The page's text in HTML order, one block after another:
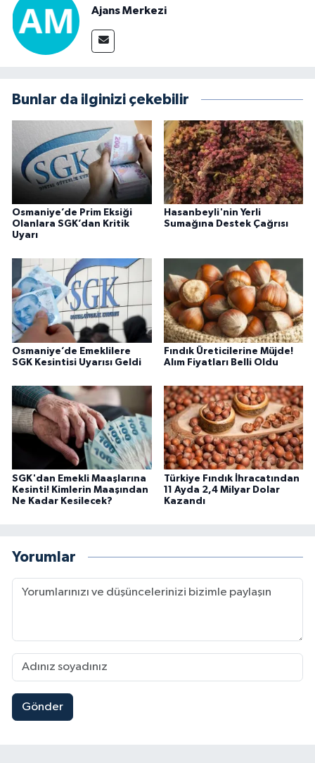
Ajans Merkezi
Bunlar da ilginizi çekebilir
Osmaniye’de Prim Eksiği
Olanlara SGK’dan Kritik
Uyarı
Hasanbeyli'nin Yerli
Sumağına Destek Çağrısı
Osmaniye’de Emeklilere
SGK Kesintisi Uyarısı Geldi
Fındık Üreticilerine Müjde!
Alım Fiyatları Belli Oldu
SGK'dan Emekli Maaşlarına
Kesinti! Kimlerin Maaşından
Ne Kadar Kesilecek?
Türkiye Fındık İhracatından
11 Ayda 2,4 Milyar Dolar
Kazandı
Yorumlar
Gönder